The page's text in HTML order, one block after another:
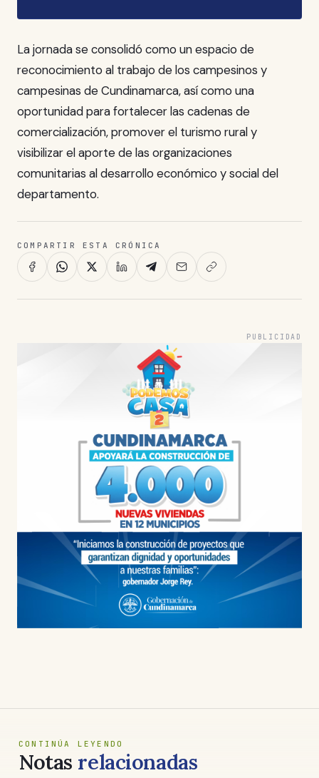
La jornada se consolidó como un espacio de
reconocimiento al trabajo de los campesinos y
campesinas de Cundinamarca, así como una
oportunidad para fortalecer las cadenas de
comercialización, promover el turismo rural y
visibilizar el aporte de las organizaciones
comunitarias al desarrollo económico y social del
departamento.
COMPARTIR ESTA CRÓNICA
PUBLICIDAD
CONTINÚA LEYENDO
Notas relacionadas